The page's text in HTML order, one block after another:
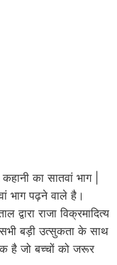
का सातवां भाग |
भाग पढ़ने वाले है।
राजा विक्रमादित्य
बड़ी उत्सुकता के साथ
है जो बच्चों को जरूर